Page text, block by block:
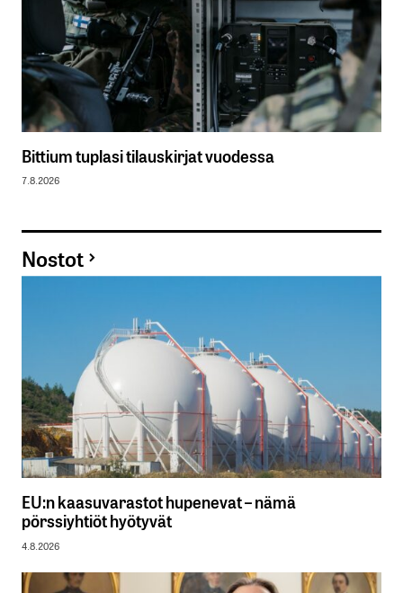
Bittium tuplasi tilauskirjat vuodessa
7.8.2026
Nostot
EU:n kaasuvarastot hupenevat – nämä
pörssiyhtiöt hyötyvät
4.8.2026